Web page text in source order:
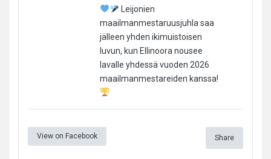
Leijonien
maailmanmestaruusjuhla saa
jälleen yhden ikimuistoisen
luvun, kun Ellinoora nousee
lavalle yhdessä vuoden 2026
maailmanmestareiden kanssa!
View on Facebook Share